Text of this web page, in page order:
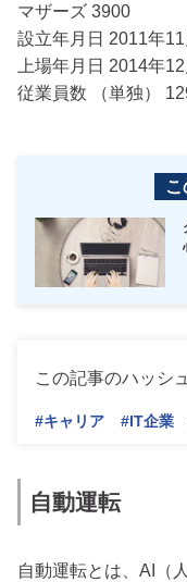
マザーズ 3900
設立年月日 2011年11
上場年月日 2014年
従業員数 （単独）
この記事のハッシ
#キャリア #IT企業
自動運転
自動運転とは、AI（